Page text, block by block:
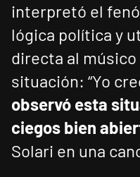
interpretó el
lógica política y
directa al
situación: “Yo
observó esta
ciegos bien
Solari en una